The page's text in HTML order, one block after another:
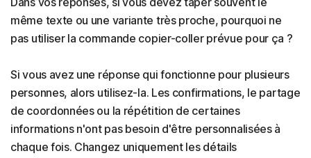
même texte ou une variante très proche, pourquoi ne
pas utiliser la commande copier-coller prévue pour ça ?
Si vous avez une réponse qui fonctionne pour plusieurs
personnes, alors utilisez-la. Les confirmations, le partage
de coordonnées ou la répétition de certaines
informations n'ont pas besoin d'être personnalisées à
chaque fois. Changez uniquement les détails